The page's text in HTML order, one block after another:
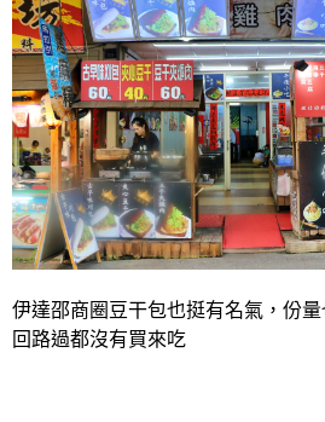
伊達邵商圈豆干包也挺有名氣，份
回路過都沒有買來吃